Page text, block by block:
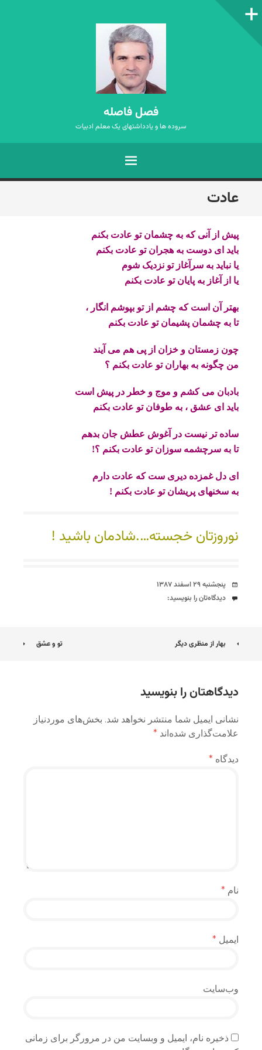
ستون‌کناری
فصل فاصله
سروده ها و یادداشتهای یک معلم ادبیات
فهرست
رفتن
به
عادت
پیش از آنی که به چشمان تو عادت بکنم
باید ای دوست به هجران تو عادت بکنم
یا نباید به سرآغاز تو نزدیک شوم
یا از آغاز به پایان تو عادت بکنم
بهتر آن است که چشم از تو بپوشم انگار ،
تا به چشمان پشیمان تو عادت بکنم
چون زمستان و خزان از پی هم می آیند
من چگونه به بهاران تو عادت بکنم ؟
بادبان می کشم و موج و خطر در پیش است
باید ای عشق ، به طوفان تو عادت بکنم
ساده تر نیست در آغوش عطش جان بدهم
تا به سرچشمه سوزان تو عادت بکنم ؟!
ای دل غمزده دیری ست که عادت دارم
به سخنهای پریشان تو عادت بکنم !
نوروزتان خجسته….شادمان باشید !
تاریخ
پنجشنبه ۲۹ اسفند ۱۳۸۷
دیدگاه‌ها
دیدگاه‌تان را بنویسید:
ناوبری
بهار از منظری دیگر تو و عشق
دیدگاهتان را بنویسید
نشانی ایمیل شما منتشر نخواهد شد. بخش‌های موردنیاز
علامت‌گذاری شده‌اند *
دیدگاه *
نام *
ایمیل *
وب‌سایت
ذخیره نام، ایمیل و وبسایت من در مرورگر برای زمانی